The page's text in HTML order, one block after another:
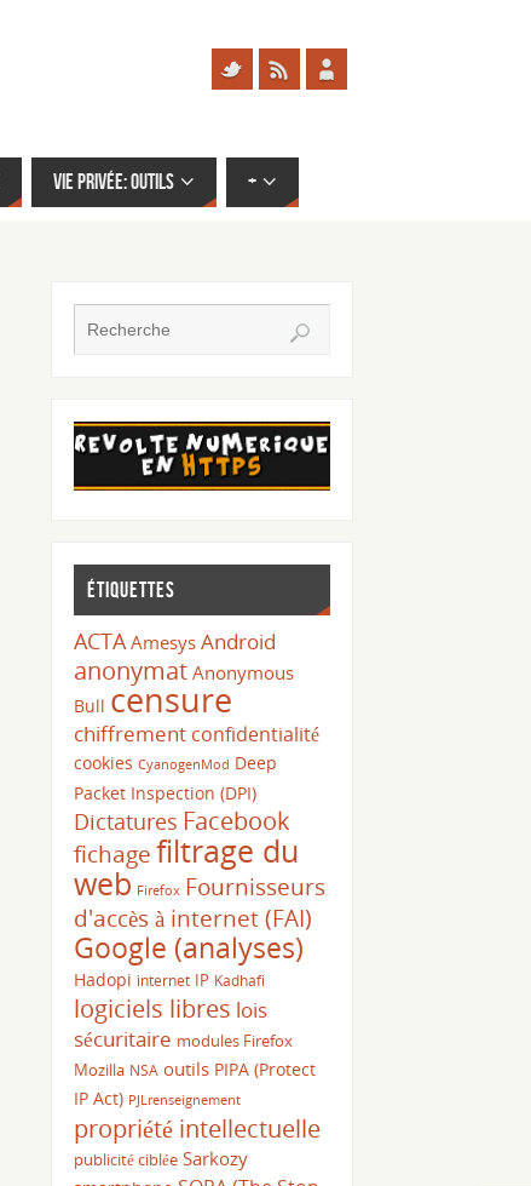
Vie privée: outils +
Étiquettes
ACTA Amesys Android
anonymat Anonymous
Bull censure
chiffrement confidentialité
cookies CyanogenMod Deep
Packet Inspection (DPI)
Dictatures Facebook
fichagefiltrage du
web Firefox Fournisseurs
d'accès à internet (FAI)
Google (analyses)
Hadopi internet IP Kadhafi
logiciels libres lois
sécuritaire modules Firefox
Mozilla NSA outils PIPA (Protect
IP Act) PJLrenseignement
propriété intellectuelle
publicité ciblée Sarkozy